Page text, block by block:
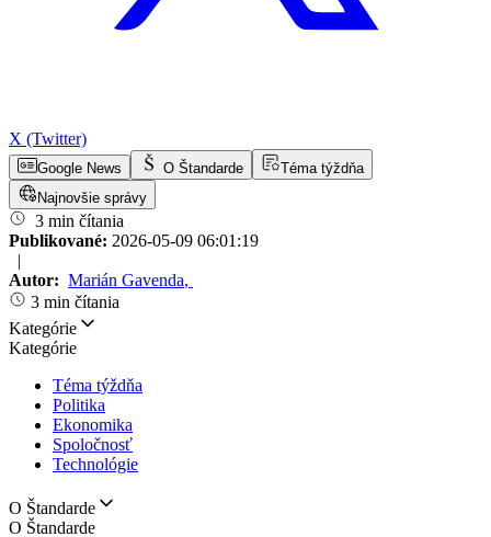
X (Twitter)
Google News O Štandarde
Téma týždňa
Najnovšie správy
3 min čítania
Publikované: 2026-05-09 06:01:19
|
Autor: Marián Gavenda,
3 min čítania
Kategórie
Kategórie
Téma týždňa
Politika
Ekonomika
Spoločnosť
Technológie
O Štandarde
O Štandarde